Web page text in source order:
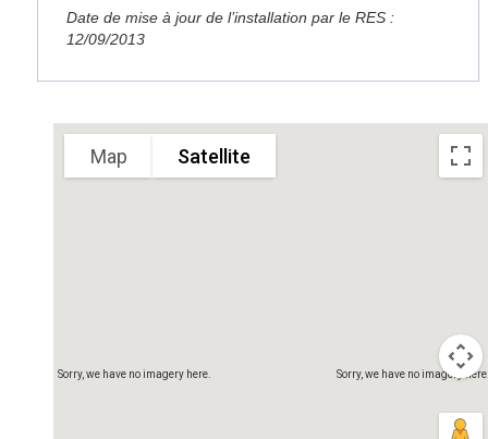
Date de mise à jour de l’installation par le RES :
12/09/2013
Sorry, we have no imagery
Sorry, we have no imagery here.
Map Satellite